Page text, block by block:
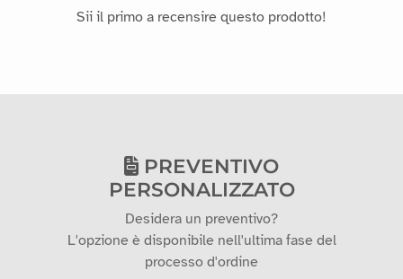
Sii il primo a recensire questo prodotto!
PREVENTIVO
PERSONALIZZATO
Desidera un preventivo?
L'opzione è disponibile nell'ultima fase del
processo d'ordine